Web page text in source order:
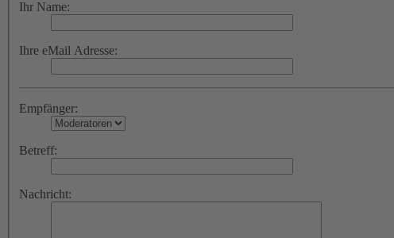
Ihr Name:
Ihre eMail Adresse:
Empfänger:
Betreff:
Nachricht: